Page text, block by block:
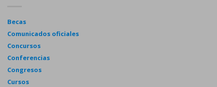
Becas
Comunicados oficiales
Concursos
Conferencias
Congresos
Cursos